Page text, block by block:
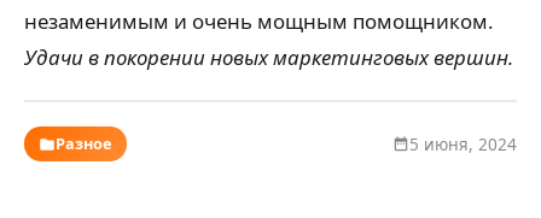
незаменимым и очень мощным помощником.
Удачи в покорении новых маркетинговых вершин.
Разное 5 июня, 2024